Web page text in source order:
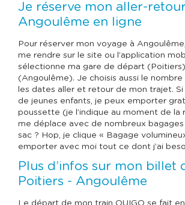
Je réserve mon aller-
Angoulême en ligne
Pour réserver mon voyage à
me rendre sur le site ou l’application
sélectionne ma gare de départ
(Angoulême). Je choisis aussi le nombre
les dates aller et retour de mon trajet.
de jeunes enfants, je peux emporter
poussette (je l’indique au moment de la
me déplace avec de nombreux bagages
sac ? Hop, je clique « Bagage
emporter avec moi tout ce dont j’ai
Plus d’infos sur mon billet
Poitiers - Angoulême
Le départ de mon train OUIGO se fait